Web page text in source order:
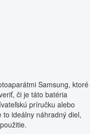
Samsung, ktoré
či je táto batéria
príručku alebo
ideálny náhradný diel,